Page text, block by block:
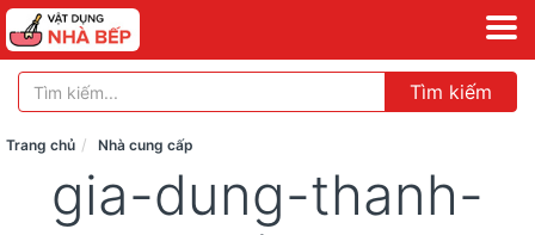
Tìm kiếm
Trang chủ Nhà cung cấp
gia-dung-thanh-